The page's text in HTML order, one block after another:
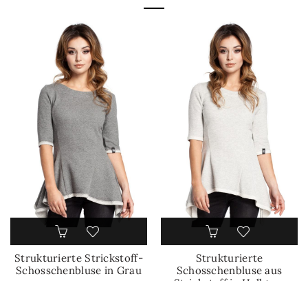
Strukturierte Strickstoff-
Schosschenbluse in Grau
Strukturierte
Schosschenbluse aus